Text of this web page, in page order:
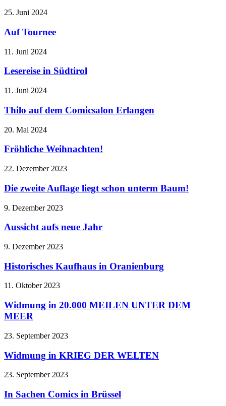
25. Juni 2024
Auf Tournee
11. Juni 2024
Lesereise in Südtirol
11. Juni 2024
Thilo auf dem Comicsalon Erlangen
20. Mai 2024
Fröhliche Weihnachten!
22. Dezember 2023
Die zweite Auflage liegt schon unterm Baum!
9. Dezember 2023
Aussicht aufs neue Jahr
9. Dezember 2023
Historisches Kaufhaus in Oranienburg
11. Oktober 2023
Widmung in 20.000 MEILEN UNTER DEM
MEER
23. September 2023
Widmung in KRIEG DER WELTEN
23. September 2023
In Sachen Comics in Brüssel